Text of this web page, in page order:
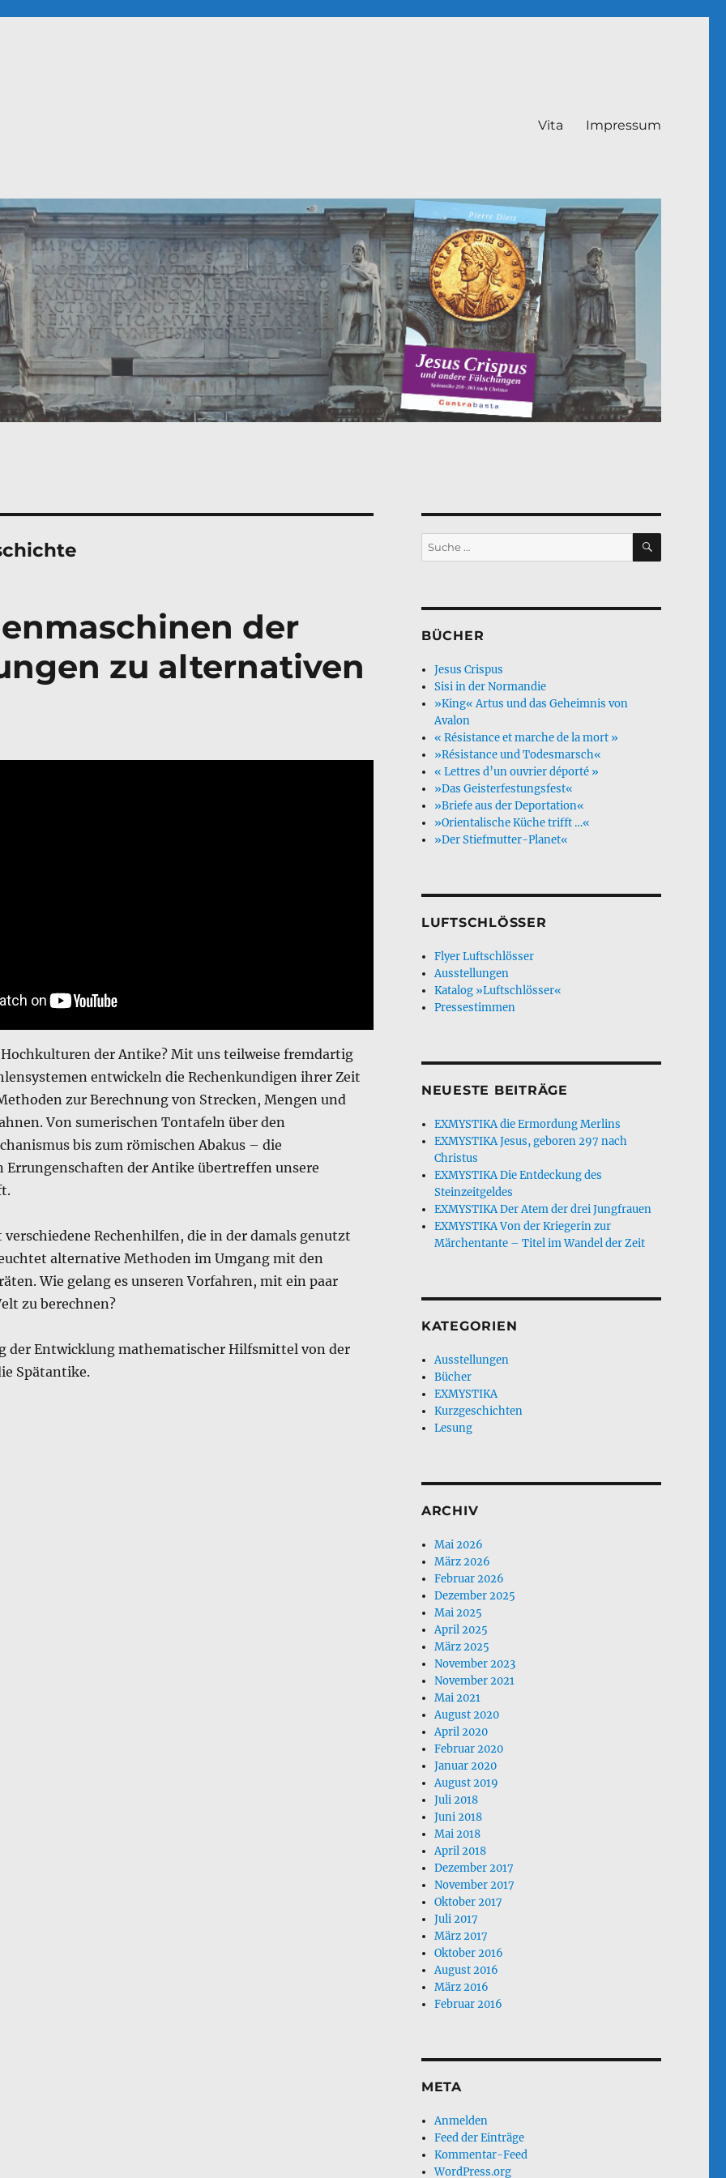
Vita Impressum
der
zu alternativen
der Antike? Mit uns teilweise fremdartig
entwickeln die Rechenkundigen ihrer Zeit
zur Berechnung von Strecken, Mengen und
Von sumerischen Tontafeln über den
bis zum römischen Abakus – die
Errungenschaften der Antike übertreffen unsere
verschiedene Rechenhilfen, die in der damals genutzt
alternative Methoden im Umgang mit den
Wie gelang es unseren Vorfahren, mit ein paar
zu berechnen?
der Entwicklung mathematischer Hilfsmittel von der
Spätantike.
Suche
nach:
SUCHEN
BÜCHER
Jesus Crispus
Sisi in der Normandie
»King« Artus und das Geheimnis von
Avalon
« Résistance et marche de la mort »
»Résistance und Todesmarsch«
« Lettres d’un ouvrier déporté »
»Das Geisterfestungsfest«
»Briefe aus der Deportation«
»Orientalische Küche trifft …«
»Der Stiefmutter-Planet«
LUFTSCHLÖSSER
Flyer Luftschlösser
Ausstellungen
Katalog »Luftschlösser«
Pressestimmen
NEUESTE BEITRÄGE
EXMYSTIKA die Ermordung Merlins
EXMYSTIKA Jesus, geboren 297 nach
Christus
EXMYSTIKA Die Entdeckung des
Steinzeitgeldes
EXMYSTIKA Der Atem der drei Jungfrauen
EXMYSTIKA Von der Kriegerin zur
Märchentante – Titel im Wandel der Zeit
KATEGORIEN
Ausstellungen
Bücher
EXMYSTIKA
Kurzgeschichten
Lesung
ARCHIV
Mai 2026
März 2026
Februar 2026
Dezember 2025
Mai 2025
April 2025
März 2025
November 2023
November 2021
Mai 2021
August 2020
April 2020
Februar 2020
Januar 2020
August 2019
Juli 2018
Juni 2018
Mai 2018
April 2018
Dezember 2017
November 2017
Oktober 2017
Juli 2017
März 2017
Oktober 2016
August 2016
März 2016
Februar 2016
META
Anmelden
Feed der Einträge
Kommentar-Feed
WordPress.org